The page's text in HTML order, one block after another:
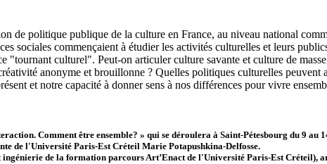
de politique publique de la culture en France, au niveau national
sociales commençaient à étudier les activités culturelles et leurs
"tournant culturel". Peut-on articuler culture savante et culture de
anonyme et brouillonne ? Quelles politiques culturelles
et notre capacité à donner sens à nos différences pour vivre
Comment être ensemble? » qui se déroulera à Saint-Pétesbourg du 9 au
de l'Université Paris-Est Créteil Marie Potapushkina-Delfosse.
de la formation parcours Art’Enact de l'Université Paris-Est Créteil),